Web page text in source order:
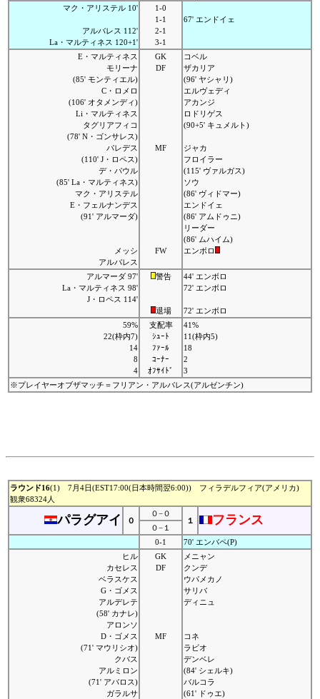
マク・アリステル 10'
アルバレス 112'
La・マルティネス 120+1'
1-0
1-1
2-1
3-1
67' エンドイェ
E・マルティネス
モリーナ
(85' モンティエル)
C・ロメロ
(106' オタメンディ)
Li・マルティネス
タグリアフィコ
(78' N・ゴンサレス)
パレデス
(110' J・ロペス)
デ・パウル
(85' La・マルティネス)
マク・アリステル
E・フェルナンデス
(91' アルマーダ)
メッシ
アルバレス
GK
DF
MF
FW
コベル
ザカリア
(96' ヤシャリ)
エルヴェディ
アカンジ
ロドリゲス
(90+5' キュメルト)
ジャカ
フロイラー
(115' ヴァルガス)
ソウ
(86' ヴィドマー)
エンドイェ
(86' アムドゥニ)
リーダー
(86' ムハイム)
エンボロ
アルマーダ 97'
La・マルティネス 98'
J・ロペス 114'
警告
退場
44' エンボロ
72' エンボロ
72' エンボロ
59%
22(枠内7)
14
8
4
支配率
ｼｭｰﾄ
ﾌｧｰﾙ
ｺｰﾅｰ
ｵﾌｻｲﾄﾞ
41%
11(枠内5)
18
2
3
※プレイヤーオブザマッチ＝フリアン・アルバレス(アルゼンチン)
ラウンド16(1) 7月4日(EST17:00(日本時間翌6:00)) フィラデルフィア(アメリカ)
観衆68324人
パラグアイ ０
０−０
１
フランス
０−１
0-1
70' エンバペ(P)
ヒル
カセレス
ベラスケス
G・ゴメス
アルデレテ
(58' カナレ)
アロンソ
D・ゴメス
(71' マウリシオ)
クバス
アルミロン
(71' アバロス)
ガラルサ
GK
DF
MF
メニャン
クンデ
ウパメカノ
サリバ
ディニュ
コネ
ラビオ
デンベレ
(84' シェルキ)
バルコラ
(61' ドゥエ)